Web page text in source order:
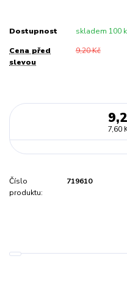
Dostupnost skladem 100
Cena před
slevou
9,20 Kč
7,60
Číslo
produktu:
719610